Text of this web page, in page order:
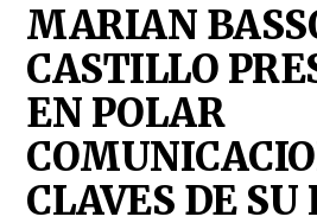
MARIAN
CASTILLO
EN POLAR
CLAVES DE SU